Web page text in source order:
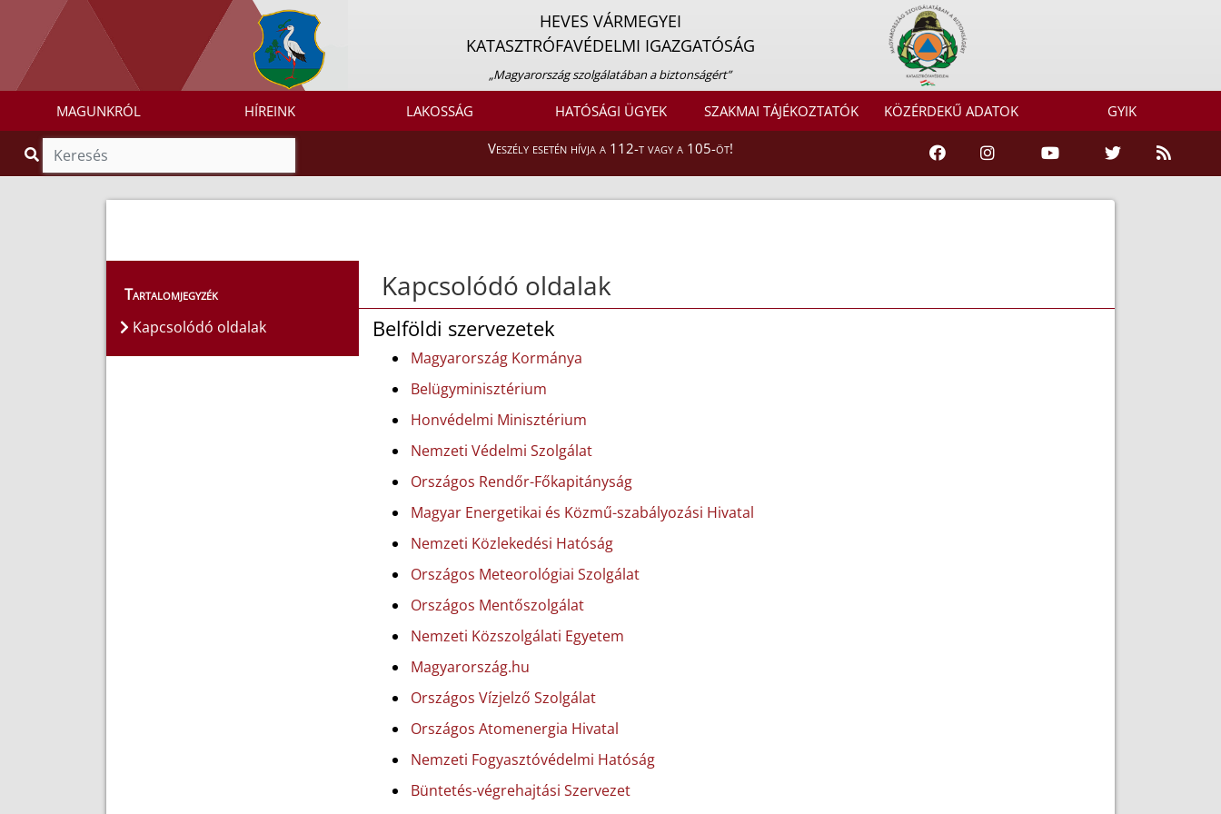
HEVES VÁRMEGYEI
KATASZTRÓFAVÉDELMI IGAZGATÓSÁG
„Magyarország szolgálatában a biztonságért”
MAGUNKRÓL HÍREINK LAKOSSÁG HATÓSÁGI ÜGYEK SZAKMAI TÁJÉKOZTATÓK KÖZÉRDEKŰ ADATOK GYIK
Veszély esetén hívja a 112-t vagy a 105-öt!
Tartalomjegyzék
Kapcsolódó oldalak
Kapcsolódó oldalak
Belföldi szervezetek
Magyarország Kormánya
Belügyminisztérium
Honvédelmi Minisztérium
Nemzeti Védelmi Szolgálat
Országos Rendőr-Főkapitányság
Magyar Energetikai és Közmű-szabályozási Hivatal
Nemzeti Közlekedési Hatóság
Országos Meteorológiai Szolgálat
Országos Mentőszolgálat
Nemzeti Közszolgálati Egyetem
Magyarország.hu
Országos Vízjelző Szolgálat
Országos Atomenergia Hivatal
Nemzeti Fogyasztóvédelmi Hatóság
Büntetés-végrehajtási Szervezet